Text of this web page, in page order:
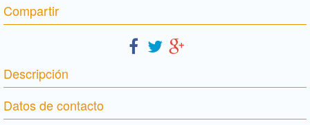
Compartir
Descripción
Datos de contacto